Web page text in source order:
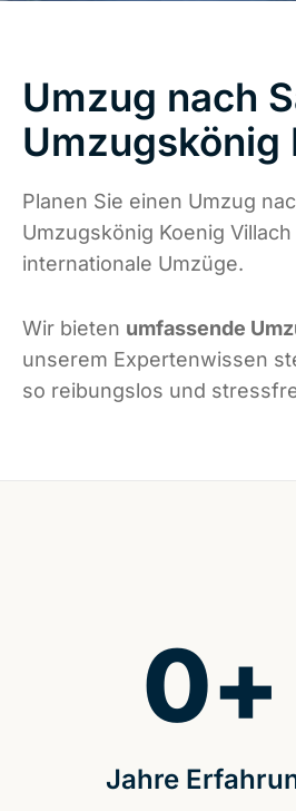
Umzug nach
Umzugskönig
Planen Sie einen Umzug
Umzugskönig Koenig
internationale Umzüge.
Wir bieten umfassende
unserem Expertenwissen
so reibungslos und
Jahre
0+